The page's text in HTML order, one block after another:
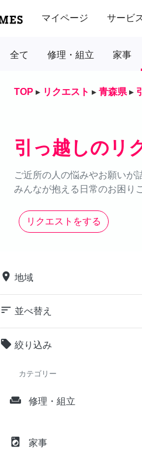
マイページ サービ
全て 修理・組立 家事
TOP ▸ リクエスト ▸ 青森県 ▸
引っ越しのリ
ご近所の人の悩みやお願いが
みんなが抱える日常のお困り
リクエストをする
place 地域
sort 並べ替え
local_offer 絞り込み
カテゴリー
weekend 修理・組立
local_laundry_service 家事